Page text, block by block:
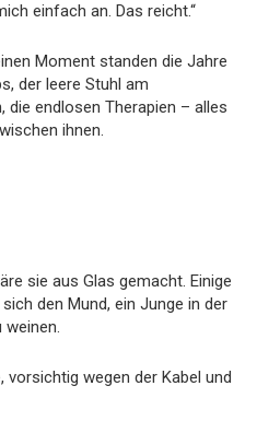
einfach an. Das reicht.“
Moment standen die Jahre
der leere Stuhl am
die endlosen Therapien – alles
ihnen.
sie aus Glas gemacht. Einige
den Mund, ein Junge in der
wegen der Kabel und